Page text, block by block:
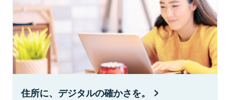
住所に、デジタルの確かさを。